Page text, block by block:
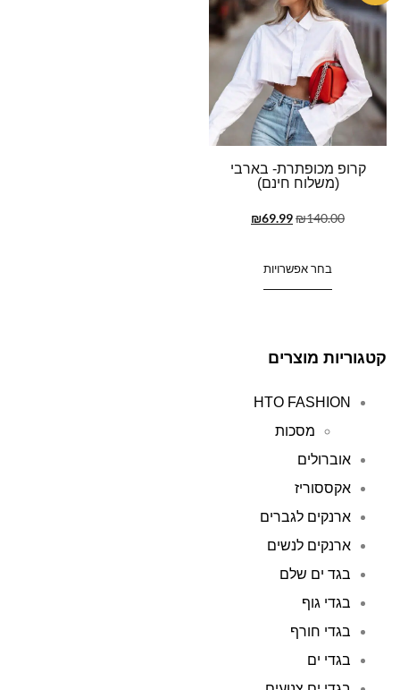
קטגוריות מוצרים
HTO FASHION
מסכות
אוברולים
אקססוריז
ארנקים לגברים
ארנקים לנשים
בגד ים שלם
בגדי גוף
בגדי חורף
בגדי ים
קרופ מכופתרת- בארבי
(משלוח חינם)
₪140.00
₪69.99
בחר אפשרויות